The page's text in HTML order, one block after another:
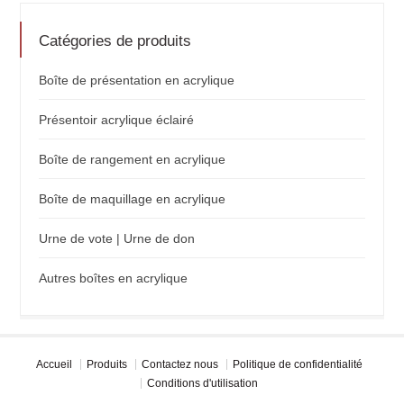
Catégories de produits
Boîte de présentation en acrylique
Présentoir acrylique éclairé
Boîte de rangement en acrylique
Boîte de maquillage en acrylique
Urne de vote | Urne de don
Autres boîtes en acrylique
Accueil Produits Contactez nous
Politique de confidentialité
Conditions d'utilisation